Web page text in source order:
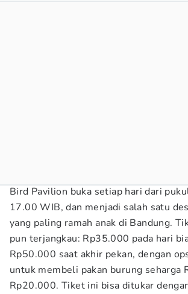
Bird Pavilion buka setiap hari dari
17.00 WIB, dan menjadi salah satu
yang paling ramah anak di Bandung.
pun terjangkau: Rp35.000 pada hari
Rp50.000 saat akhir pekan, dengan
untuk membeli pakan burung seharga
Rp20.000. Tiket ini bisa ditukar